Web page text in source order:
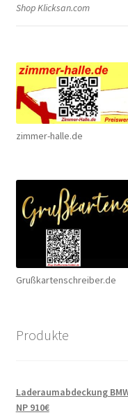
Shop Klicksan.com
zimmer-halle.de
Grußkartenschreiber.de
Produkte
Laderaumabdeckung
NP 910€